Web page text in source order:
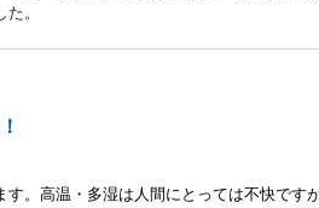
。
。高温・多湿は人間にとっては不快です